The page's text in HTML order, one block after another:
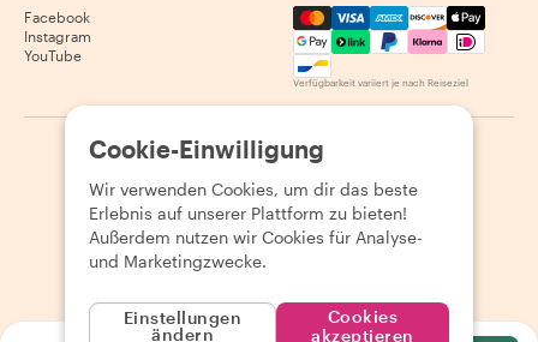
Facebook
Instagram
YouTube
Mastercard, Visa, Amex,
Verfügbarkeit variiert je nach Reiseziel
2026 Withlocals.com | Datenschutzerklärung
Seitenübersicht
Cookie-Einwilligung
Wir verwenden Cookies, um dir das beste
Erlebnis auf unserer Plattform zu bieten!
Außerdem nutzen wir Cookies für Analyse-
und Marketingzwecke.
Einstellungen
ändern
Cookies
akzeptieren